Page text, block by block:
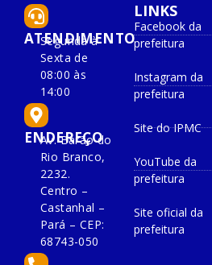
ATENDIMENTO
Segunda à
Sexta de
08:00 às
14:00
ENDEREÇO
Av. Barão do
Rio Branco,
2232.
Centro –
Castanhal –
Pará – CEP:
68743-050
LINKS
Facebook da
prefeitura
Instagram da
prefeitura
Site do IPMC
YouTube da
prefeitura
Site oficial da
prefeitura